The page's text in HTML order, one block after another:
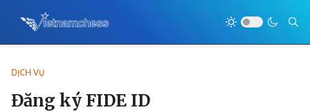
DỊCH VỤ
Đăng ký FIDE ID